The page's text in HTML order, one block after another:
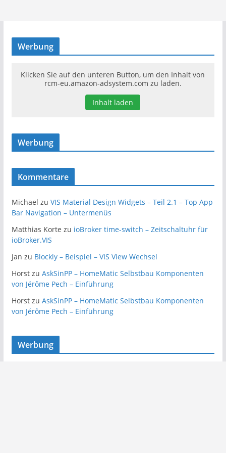
Werbung
Klicken Sie auf den unteren Button, um den Inhalt von
rcm-eu.amazon-adsystem.com zu laden.
Inhalt laden
Werbung
Kommentare
Michael zu VIS Material Design Widgets – Teil 2.1 – Top App
Bar Navigation – Untermenüs
Matthias Korte zu ioBroker time-switch – Zeitschaltuhr für
ioBroker.VIS
Jan zu Blockly – Beispiel – VIS View Wechsel
Horstzu AskSinPP – HomeMatic Selbstbau Komponenten
von Jérôme Pech – Einführung
Horstzu AskSinPP – HomeMatic Selbstbau Komponenten
von Jérôme Pech – Einführung
Werbung